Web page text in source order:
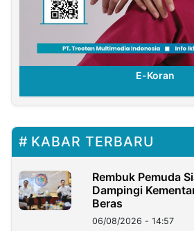
E-Koran
KABAR TERBARU
Rembuk Pemuda
Dampingi
Beras
06/08/2026 - 14:57